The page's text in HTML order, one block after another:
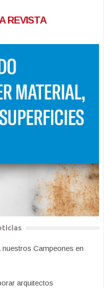
REVISTA
nuestros Campeones en
arquitectos